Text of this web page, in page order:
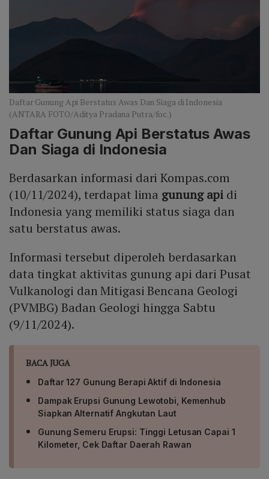
Daftar Gunung Api Berstatus Awas Dan Siaga di Indonesia
(ANTARA FOTO/Aditya Pradana Putra/foc.)
Daftar Gunung Api Berstatus Awas
Dan Siaga di Indonesia
Berdasarkan informasi dari Kompas.com
(10/11/2024), terdapat lima gunung api di
Indonesia yang memiliki status siaga dan
satu berstatus awas.
Informasi tersebut diperoleh berdasarkan
data tingkat aktivitas gunung api dari Pusat
Vulkanologi dan Mitigasi Bencana Geologi
(PVMBG) Badan Geologi hingga Sabtu
(9/11/2024).
BACA JUGA
Daftar 127 Gunung Berapi Aktif di Indonesia
Dampak Erupsi Gunung Lewotobi, Kemenhub
Siapkan Alternatif Angkutan Laut
Gunung Semeru Erupsi: Tinggi Letusan Capai 1
Kilometer, Cek Daftar Daerah Rawan